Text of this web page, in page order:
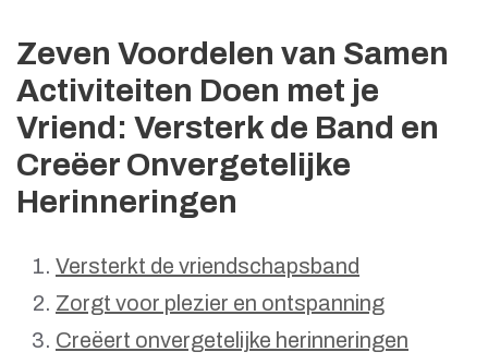
Zeven Voordelen van Samen
Activiteiten Doen met je
Vriend: Versterk de Band en
Creëer Onvergetelijke
Herinneringen
Versterkt de vriendschapsband
Zorgt voor plezier en ontspanning
Creëert onvergetelijke herinneringen